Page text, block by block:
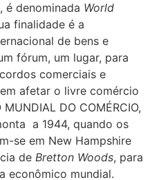
é denominada World
finalidade é a
de bens e
fórum, um lugar, para
comerciais e
afetar o livre comércio
DO COMÉRCIO,
a 1944, quando os
se em New Hampshire
de Bretton Woods, para
econômico mundial.